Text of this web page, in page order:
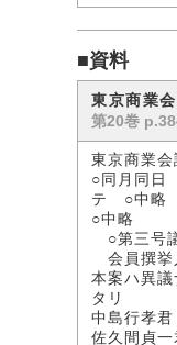
■資料
東京商業
第20巻
東京商業
○同月同日
テ ○中略
○中略
○第三号
会員撰挙
本案ハ異
タリ
中島行
佐久間貞